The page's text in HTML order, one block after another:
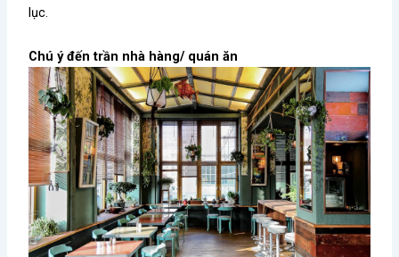
lục.
Chú ý đến trần nhà hàng/ quán ăn